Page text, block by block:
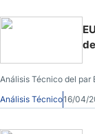
Análisis Técnico del par
Análisis Técnico16/04/